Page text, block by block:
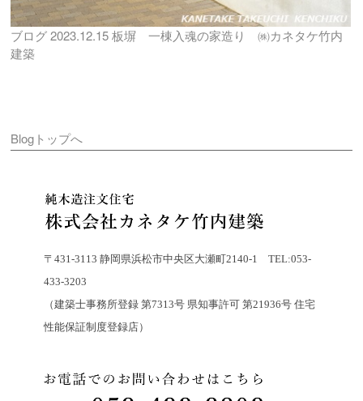
ブログ2023.12.15 板塀 一棟入魂の家造り ㈱カネタケ竹内
建築
Blogトップへ
〒431-3113 静岡県浜松市中央区大瀬町2140-1 TEL:053-
433-3203
（建築士事務所登録 第7313号 県知事許可 第21936号 住宅
性能保証制度登録店）